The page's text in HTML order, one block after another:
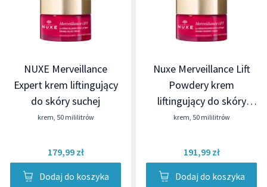
NUXE Merveillance
Expert krem liftingujący
do skóry suchej
krem, 50 mililitrów
179,99 zł
Dodaj do koszyka
Nuxe Merveillance Lift
Powdery krem
liftingujący do skóry
mieszanej
krem, 50 mililitrów
191,99 zł
Dodaj do koszyka